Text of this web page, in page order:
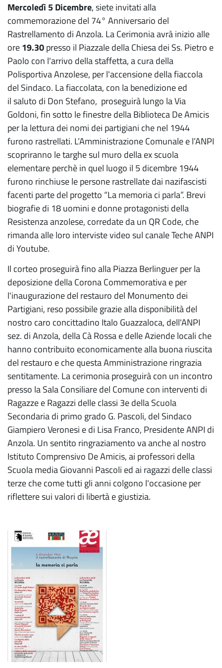
Mercoledì 5 Dicembre, siete invitati alla
commemorazione del 74° Anniversario del
Rastrellamento di Anzola. La Cerimonia avrà inizio alle
ore19.30presso il Piazzale della Chiesa dei Ss. Pietro e
Paolo con l'arrivo della staffetta, a cura della
Polisportiva Anzolese, per l'accensione della fiaccola
del Sindaco. La fiaccolata, con la benedizione ed
il saluto di Don Stefano, proseguirà lungo la Via
Goldoni, fin sotto le finestre della Biblioteca De Amicis
per la lettura dei nomi dei partigiani che nel 1944
furono rastrellati. L’Amministrazione Comunale e l’ANPI
scopriranno le targhe sul muro della ex scuola
elementare perchè in quel luogo il 5 dicembre 1944
furono rinchiuse le persone rastrellate dai nazifascisti
facenti parte del progetto “La memoria ci parla”. Brevi
biografie di 18 uomini e donne protagonisti della
Resistenza anzolese, corredate da un QR Code, che
rimanda alle loro interviste video sul canale Teche ANPI
di Youtube.
Il corteo proseguirà fino alla Piazza Berlinguer per la
deposizione della Corona Commemorativa e per
l'inaugurazione del restauro del Monumento dei
Partigiani, reso possibile grazie alla disponibilità del
nostro caro concittadino Italo Guazzaloca, dell'ANPI
sez. di Anzola, della Cà Rossa e delle Aziende locali che
hanno contribuito economicamente alla buona riuscita
del restauro e che questa Amministrazione ringrazia
sentitamente. La cerimonia proseguirà con un incontro
presso la Sala Consiliare del Comune con interventi di
Ragazze e Ragazzi delle classi 3e della Scuola
Secondaria di primo grado G. Pascoli, del Sindaco
Giampiero Veronesi e di Lisa Franco, Presidente ANPI di
Anzola. Un sentito ringraziamento va anche al nostro
Istituto Comprensivo De Amicis, ai professori della
Scuola media Giovanni Pascoli ed ai ragazzi delle classi
terze che come tutti gli anni colgono l'occasione per
riflettere sui valori di libertà e giustizia.